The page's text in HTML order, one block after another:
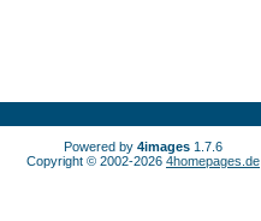
Powered by 4images 1.7.6
Copyright © 2002-2026 4homepages.de